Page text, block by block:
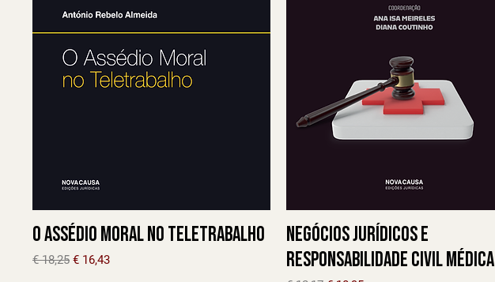
O Assédio Moral no Teletrabalho
Preço normal
€ 18,25 Preço promocional
€ 16,43
Negócios Jurídicos e
Responsabilidade Civil Médica